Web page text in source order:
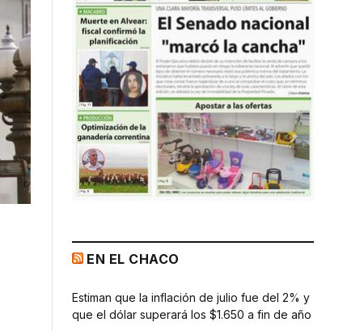
EN EL CHACO
Estiman que la inflación de julio fue del 2% y
que el dólar superará los $1.650 a fin de año